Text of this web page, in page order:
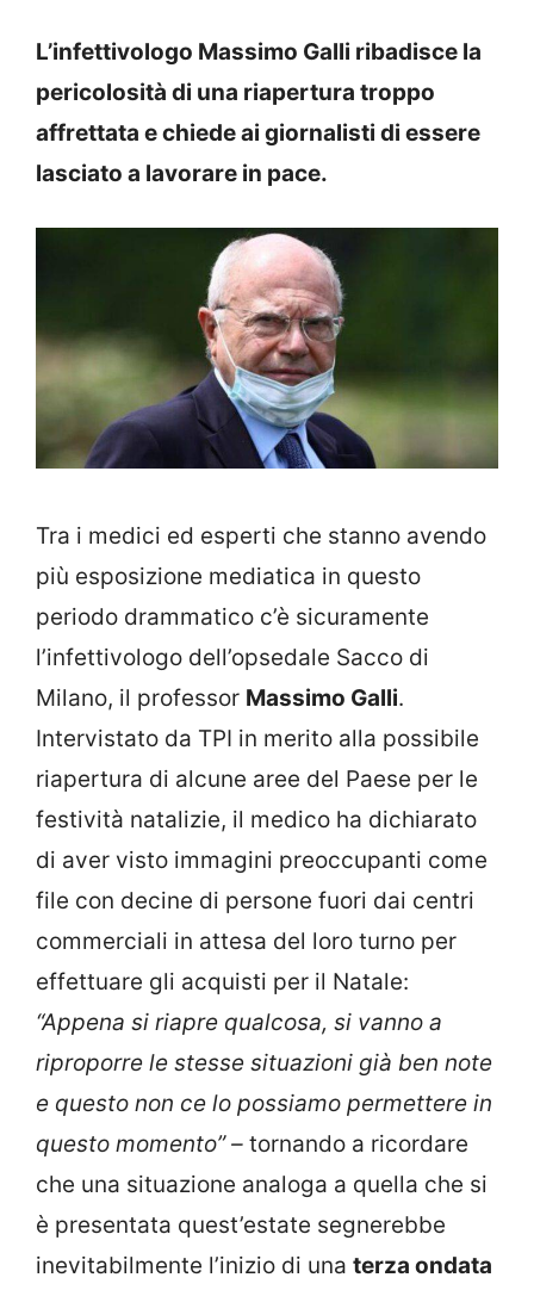
L’infettivologo Massimo Galli ribadisce la
pericolosità di una riapertura troppo
affrettata e chiede ai giornalisti di essere
lasciato a lavorare in pace.
Tra i medici ed esperti che stanno avendo
più esposizione mediatica in questo
periodo drammatico c’è sicuramente
l’infettivologo dell’opsedale Sacco di
Milano, il professor Massimo Galli.
Intervistato da TPI in merito alla possibile
riapertura di alcune aree del Paese per le
festività natalizie, il medico ha dichiarato
di aver visto immagini preoccupanti come
file con decine di persone fuori dai centri
commerciali in attesa del loro turno per
effettuare gli acquisti per il Natale:
“Appena si riapre qualcosa, si vanno a
riproporre le stesse situazioni già ben note
e questo non ce lo possiamo permettere in
questo momento” – tornando a ricordare
che una situazione analoga a quella che si
è presentata quest’estate segnerebbe
inevitabilmente l’inizio di una terza ondata